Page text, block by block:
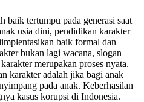
baik tertumpu pada generasi saat
usia dini, pendidikan karakter
baik formal dan
bukan lagi wacana, slogan
merupakan proses nyata.
karakter adalah jika bagi anak
pada anak. Keberhasilan
kasus korupsi di Indonesia.